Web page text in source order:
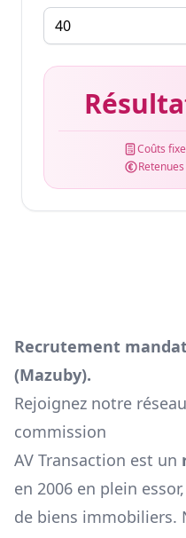
Coûts
Recrutement
(Mazuby).
Rejoignez notre
commission
AV Transaction est un
en 2006 en plein
de biens immobiliers.